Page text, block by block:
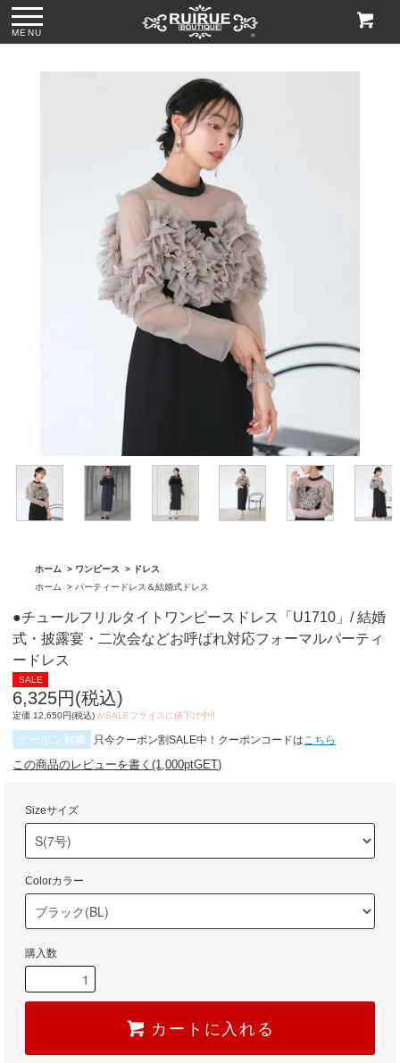
MENU
●グリッターチャン
キーローヒールパ
ンプス「SH1768」
●ビジューハンドル
スパンコール刺繍
レースハンドバッ
グ「BA1762」
●2wayマットスパ
ホーム > ワンピース > ドレス
ホーム
> パーティードレス＆結婚式ドレス
●チュールフリルタイトワンピースドレス「U1710」/ 結婚
式・披露宴・二次会などお呼ばれ対応フォーマルパーティ
ードレス
6,325円(税込)
定価 12,650円(税込)
クーポン対象 只今クーポン割SALE中！クーポンコードはこちら
この商品のレビューを書く(1,000ptGET)
Sizeサイズ
Colorカラー
購入数
カートに入れる